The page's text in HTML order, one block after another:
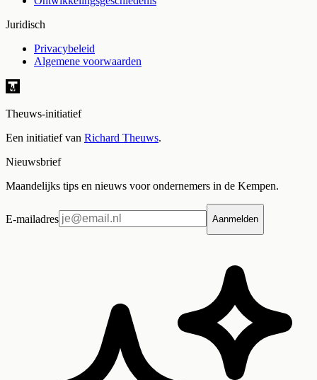
Juridisch
Privacybeleid
Algemene voorwaarden
Theuws-initiatief
Een initiatief van Richard Theuws.
Nieuwsbrief
Maandelijks tips en nieuws voor ondernemers in de Kempen.
E-mailadres Aanmelden